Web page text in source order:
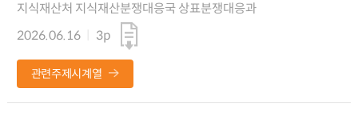
지식재산처 지식재산분쟁대응국 상표분쟁대응과
2026.06.16
3p
관련주제시계열